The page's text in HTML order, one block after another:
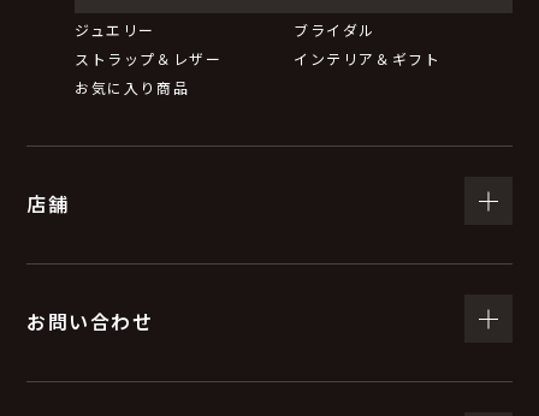
取得した個人情報は、法令等による場合を除いて第三者
に提供することはありません。
（５）個人情報の取扱いの委託について
取得した個人情報の取扱いの全部又は一部を委託するこ
置にて個人情報の取扱いを行っている企業を選定し、委
ジュエリー
ブライダル
ストラップ＆レザー
インテリア＆ギフト
お気に入り商品
店舗
お問い合わせ